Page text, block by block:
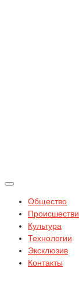
Общество
Культура
Технологии
Эксклюзив
Контакты